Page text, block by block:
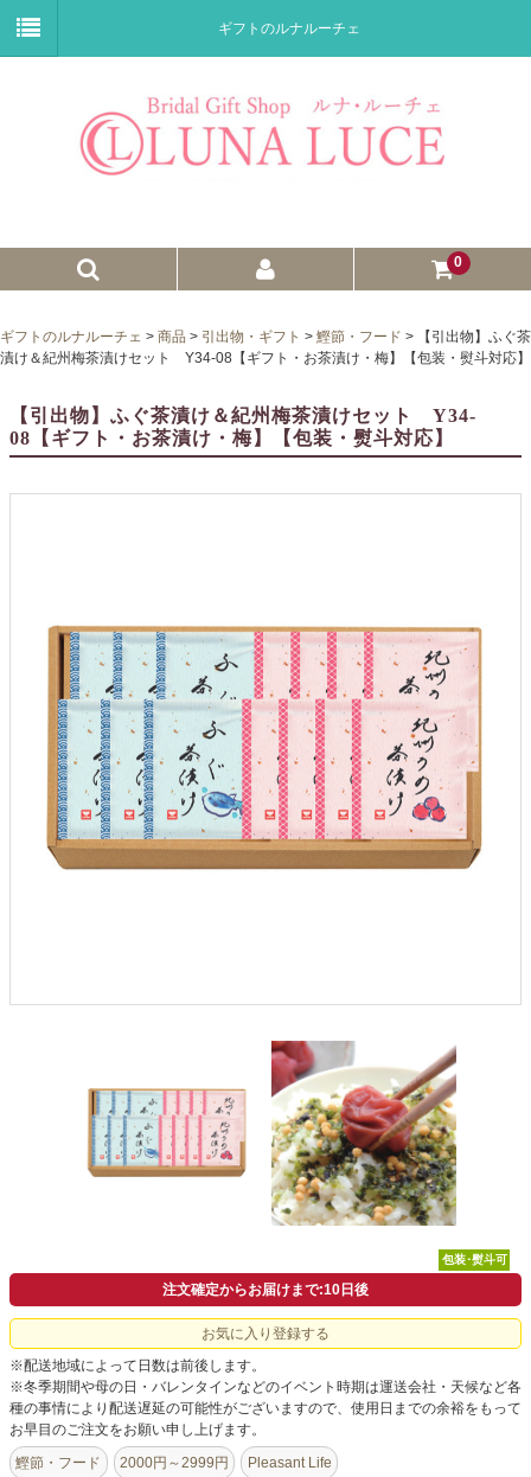
ギフトのルナルーチェ
0
プチギフト
ウェイトドール
子育て卒業証書
DIY用品
引菓子
引出物ギフト
カタログギフト
ブライダルバッグ
ドメイン指定受信について
無料サンプル・資料請求
ギフトのルナルーチェ > 商品 > 引出物・ギフト > 鰹節・フード >
【引出物】ふぐ茶
漬け＆紀州梅茶漬けセット Y34-08【ギフト・お茶漬け・梅】【包装・熨斗対応】
【引出物】ふぐ茶漬け＆紀州梅茶漬けセット Y34-
08【ギフト・お茶漬け・梅】【包装・熨斗対応】
包装･熨斗可
注文確定からお届けまで:10日後
お気に入り登録する
※配送地域によって日数は前後します。
※冬季期間や母の日・バレンタインなどのイベント時期は運送会社・天候など各
種の事情により配送遅延の可能性がございますので、使用日までの余裕をもって
お早目のご注文をお願い申し上げます。
鰹節・フード 2000円～2999円 Pleasant Life